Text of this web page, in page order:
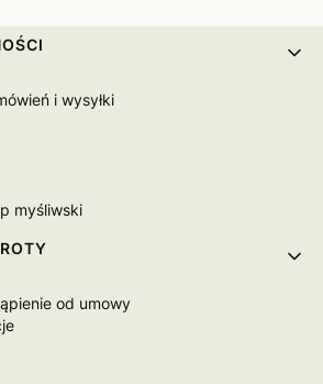
i wysyłki
myśliwski
od umowy